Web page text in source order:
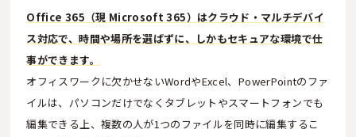
Office 365（現 Microsoft 365）はクラウド・マルチデバイ
ス対応で、時間や場所を選ばずに、しかもセキュアな環境で仕
事ができます。
オフィスワークに欠かせないWordやExcel、PowerPointのファ
イルは、パソコンだけでなくタブレットやスマートフォンでも
編集できる上、複数の人が1つのファイルを同時に編集するこ